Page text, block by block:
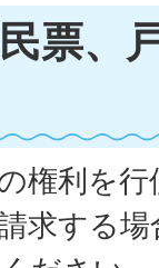
票、
権利を
求する